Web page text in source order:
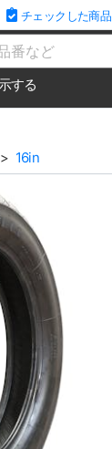
チェックした商品
する
16in